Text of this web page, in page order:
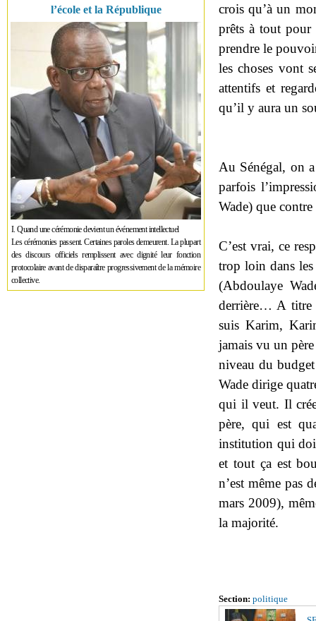
l’école et la République
I. Quand une cérémonie devient un événement intellectuel
Les cérémonies passent. Certaines paroles demeurent. La plupart
des discours officiels remplissent avec dignité leur fonction
protocolaire avant de disparaître progressivement de la mémoire
collective.
crois qu’à un
prêts à tout pour
prendre le
les choses vont
attentifs et
qu’il y aura un
Au Sénégal, on
parfois
Wade) que
C’est vrai, ce
trop loin dans les
(Abdoulaye
derrière… A titre
suis Karim,
jamais vu un
niveau du
Wade dirige
qui il veut. Il crée
père, qui est
institution qui
et tout ça est
n’est même pas
mars 2009),
la majorité.
Section: politique